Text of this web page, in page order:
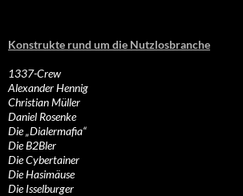
Konstrukte rund um die Nutzlosbranche
1337-Crew
Alexander Hennig
Christian Müller
Daniel Rosenke
Die „Dialermafia“
Die B2Bler
Die Cybertainer
Die Hasimäuse
Die Isselburger